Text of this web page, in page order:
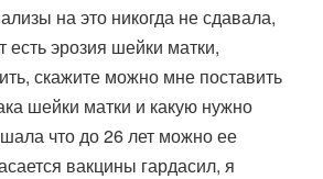
на это никогда не сдавала,
эрозия шейки матки,
скажите можно мне поставить
шейки матки и какую нужно
что до 26 лет можно ее
вакцины гардасил, я